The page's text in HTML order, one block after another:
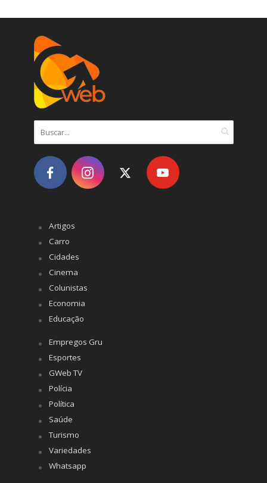
Artigos
Carro
Cidades
Cinema
Colunistas
Economia
Educação
Empregos Gru
Esportes
GWeb TV
Polícia
Política
Saúde
Turismo
Variedades
Whatsapp